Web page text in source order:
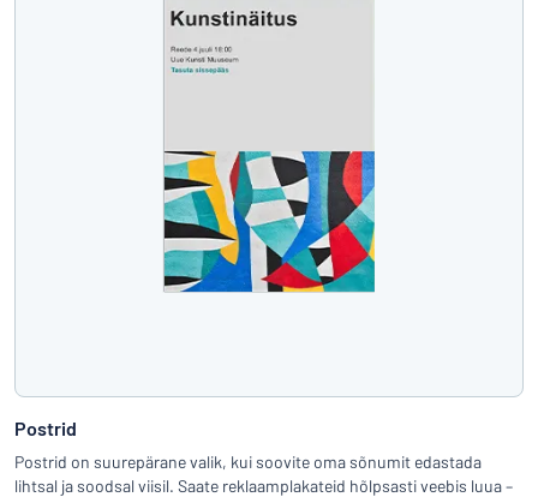
Postrid
Postrid on suurepärane valik, kui soovite oma sõnumit edastada
lihtsal ja soodsal viisil. Saate reklaamplakateid hõlpsasti veebis luua –